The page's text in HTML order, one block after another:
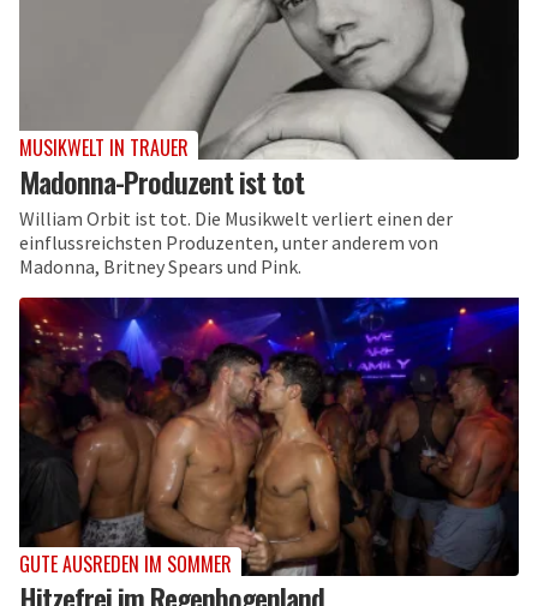
MUSIKWELT IN TRAUER
Madonna-Produzent ist tot
William Orbit ist tot. Die Musikwelt verliert einen der
einflussreichsten Produzenten, unter anderem von
Madonna, Britney Spears und Pink.
GUTE AUSREDEN IM SOMMER